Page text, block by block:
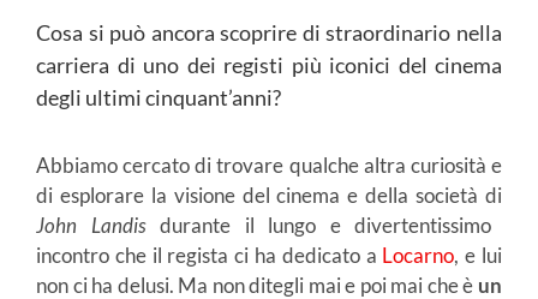
Cosa si può ancora scoprire di straordinario nella
carriera di uno dei registi più iconici del cinema
degli ultimi cinquant’anni?
Abbiamo cercato di trovare qualche altra curiosità e
di esplorare la visione del cinema e della società di
John Landisdurante il lungo e divertentissimo
incontro che il regista ci ha dedicato a Locarno, e lui
non ci ha delusi. Ma non ditegli mai e poi mai che è un